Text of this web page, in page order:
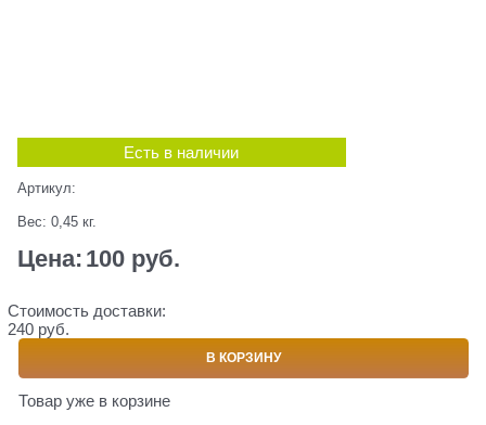
Есть в наличии
Артикул:
Вес: 0,45 кг.
Цена: 100 руб.
Стоимость доставки:
240 руб.
В КОРЗИНУ
Товар уже в корзине